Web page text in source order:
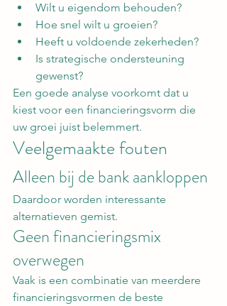
Wilt u eigendom behouden?
Hoe snel wilt u groeien?
Heeft u voldoende zekerheden?
Is strategische ondersteuning
gewenst?
Een goede analyse voorkomt dat u
kiest voor een financieringsvorm die
uw groei juist belemmert.
Veelgemaakte fouten
Alleen bij de bank aankloppen
Daardoor worden interessante
alternatieven gemist.
Geen financieringsmix
overwegen
Vaak is een combinatie van meerdere
financieringsvormen de beste